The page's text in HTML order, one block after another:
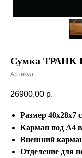
Сумка
Артикул:
26900,00 р.
Размер 40х28х7
Карман под А4 в
Внешний
Отделение для